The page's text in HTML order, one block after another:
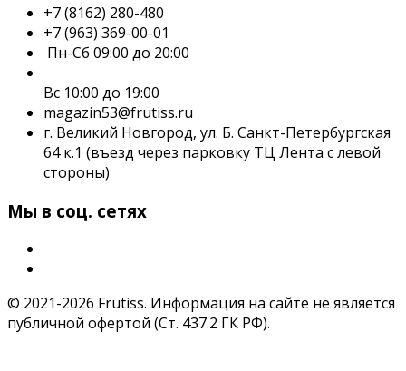
+7 (8162) 280-480
+7 (963) 369-00-01
Пн-Сб 09:00 до 20:00
Вс 10:00 до 19:00
magazin53@frutiss.ru
г. Великий Новгород, ул. Б. Санкт-Петербургская
64 к.1 (въезд через парковку ТЦ Лента с левой
стороны)
Мы в соц. сетях
© 2021-2026 Frutiss. Информация на сайте не является
публичной офертой (Ст. 437.2 ГК РФ).